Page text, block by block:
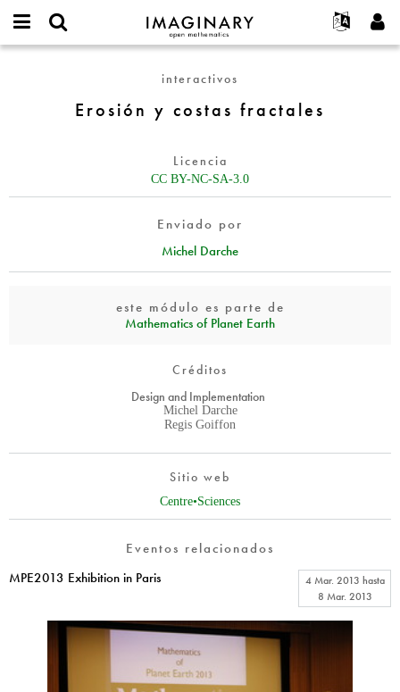
IMAGINARY
open
Français
Deutsch
Español
Türkçe
Programas
Galerías
Películas
Textos
Exposiciones
Más...
Proyectos
Participar
Contraseña
Crear nueva cuenta
Solicitar una nueva contraseña
interactivos
Erosión y costas fractales
Licencia
CC BY-NC-SA-3.0
Enviado por
Michel Darche
este módulo es parte de
Mathematics of Planet Earth
Créditos
Design and Implementation
Michel Darche
Regis Goiffon
Sitio web
Centre•Sciences
Eventos relacionados
MPE2013 Exhibition in Paris
4 Mar. 2013 hasta
8 Mar. 2013